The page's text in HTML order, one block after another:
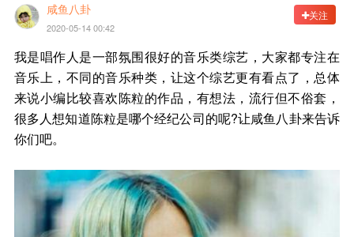
咸鱼八卦
2020-05-14 00:42
关注
我是唱作人是一部氛围很好的音乐类综艺，大家都专注在
音乐上，不同的音乐种类，让这个综艺更有看点了，总体
来说小编比较喜欢陈粒的作品，有想法，流行但不俗套，
很多人想知道陈粒是哪个经纪公司的呢?让咸鱼八卦来告诉
你们吧。